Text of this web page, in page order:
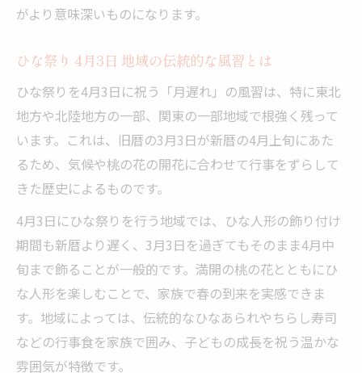
がより意味深いものになります。
ひな祭り 4月3日 地域の伝統的な風習とは
ひな祭りを4月3日に祝う「月遅れ」の風習は、特に東北
地方や北陸地方の一部、関東の一部地域で根強く残って
います。これは、旧暦の3月3日が新暦の4月上旬にあた
るため、気候や桃の花の開花に合わせて行事をずらして
きた歴史によるものです。
4月3日にひな祭りを行う地域では、ひな人形の飾り付け
期間も新暦より遅く、3月3日を過ぎてもそのまま4月中
旬まで飾ることが一般的です。満開の桃の花とともにひ
な人形を楽しむことで、家族で春の到来を実感できま
す。地域によっては、伝統的なひなあられやちらし寿司
などの行事食を家族で囲み、子どもの成長を祝う温かな
雰囲気が特徴です。